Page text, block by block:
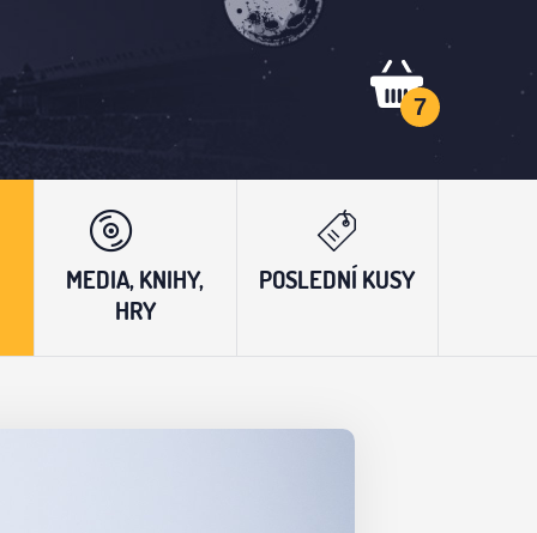
7
MEDIA, KNIHY,
HRY
POSLEDNÍ KUSY